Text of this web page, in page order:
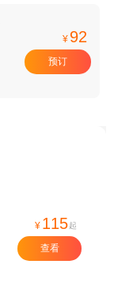
¥ 92
预订
¥ 115起
查看